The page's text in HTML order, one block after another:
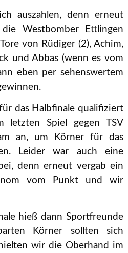
auszahlen, denn erneut
Westbomber Ettlingen
von Rüdiger (2), Achim,
und Abbas (wenn es vom
eben per sehenswertem
das Halbfinale qualifiziert
letzten Spiel gegen TSV
an, um Körner für das
Leider war auch eine
denn erneut vergab ein
vom Punkt und wir
hieß dann Sportfreunde
Körner sollten sich
wir die Oberhand im